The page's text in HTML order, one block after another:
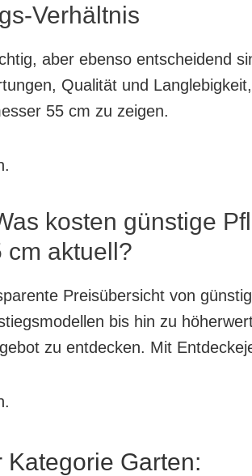
Verhältnis
aber ebenso entscheidend
Qualität und
55 cm zu zeigen.
kosten günstige
cm aktuell?
Preisübersicht von
bis hin zu
zu entdecken. Mit
Garten: